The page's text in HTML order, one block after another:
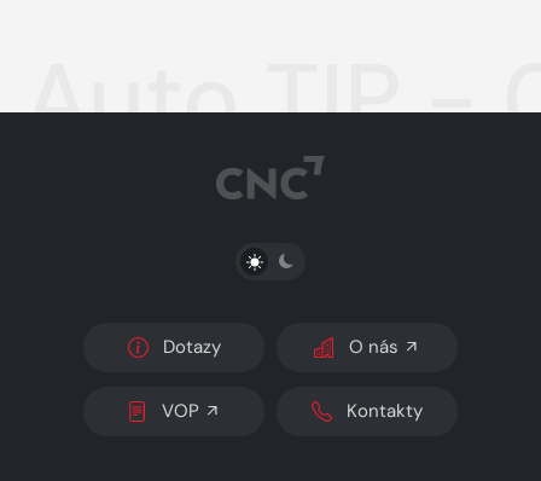
Auto TIP -
PŘEPNOUT SVĚTLÝ/TMAVÝ REŽIM
Dotazy O nás
VOP Kontakty